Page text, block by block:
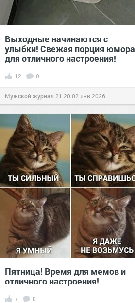
Выходные начинаются с
улыбки! Свежая порция юмора
для отличного настроения!
12 0
Мужской журнал 21:20 02 янв 2026
Пятница! Время для мемов и
отличного настроения!
7 0